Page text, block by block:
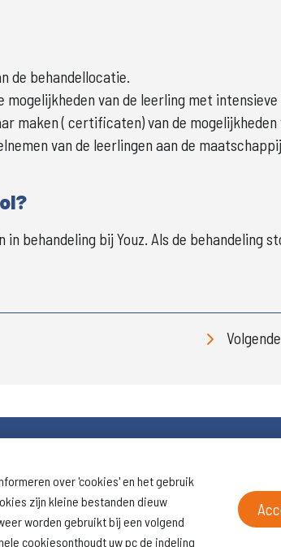
over 'cookies' en het gebruik
zijn kleine bestanden dieuw
worden gebruikt bij een volgend
cookiesonthoudt uw pc de indeling
de behandellocatie.
mogelijkheden van de leerling met
maken ( certificaten) van de mogelijkheden
van de leerlingen aan de
in behandeling bij Youz. Als de behandeling
Naar schoolresultaten
(inspectie)